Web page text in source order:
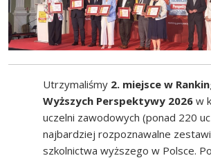
Utrzymaliśmy 2. miejsce w
Wyższych Perspektywy 2026 w
uczelni zawodowych (ponad 220
najbardziej rozpoznawalne
szkolnictwa wyższego w Polsce.